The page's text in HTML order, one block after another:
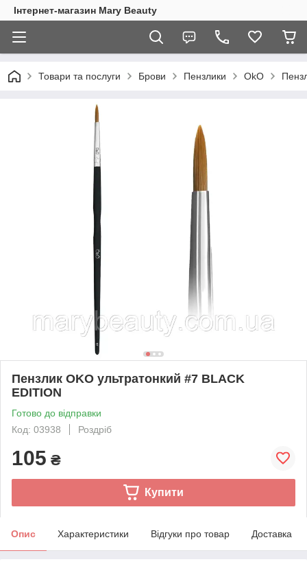
Інтернет-магазин Mary Beauty
Товари та послуги Брови Пензлики OkO
Пензлик OKO ультратонкий #7 BLACK
EDITION
Готово до відправки
Код: 03938
Роздріб
105 ₴
Купити
Опис Характеристики Відгуки про товар Доставка